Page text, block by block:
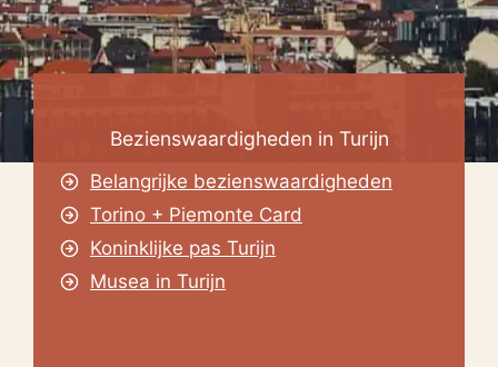
Bezienswaardigheden in Turijn
Belangrijke bezienswaardigheden
Torino + Piemonte Card
Koninklijke pas Turijn
Musea in Turijn